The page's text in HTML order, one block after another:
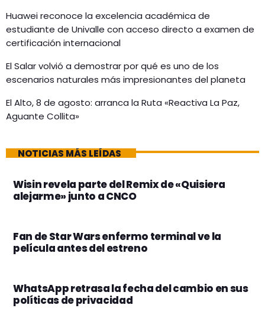
Huawei reconoce la excelencia académica de
estudiante de Univalle con acceso directo a examen de
certificación internacional
El Salar volvió a demostrar por qué es uno de los
escenarios naturales más impresionantes del planeta
El Alto, 8 de agosto: arranca la Ruta «Reactiva La Paz,
Aguante Collita»
NOTICIAS MÁS LEÍDAS
Wisin revela parte del Remix de «Quisiera
alejarme» junto a CNCO
Fan de Star Wars enfermo terminal ve la
película antes del estreno
WhatsApp retrasa la fecha del cambio en sus
políticas de privacidad